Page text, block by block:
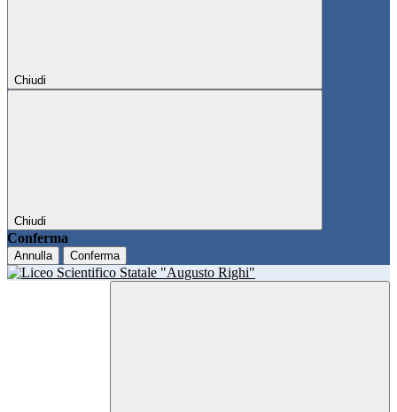
Chiudi
Chiudi
Conferma
Annulla Conferma